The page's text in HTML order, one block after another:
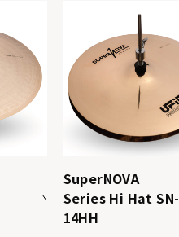
SuperNOVA
Series Hi Hat SN-
14HH